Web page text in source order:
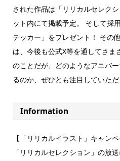
された作品は「リリカルセレク
ット内にて掲載予定。 そして採
テッカー」をプレゼント！ その
は、今後も公式X等を通してさま
のことだが、どのようなアニバ
るのか、ぜひとも注目していただ
Information
【「リリカルイラスト」キャンペ
「リリカルセレクション」の放